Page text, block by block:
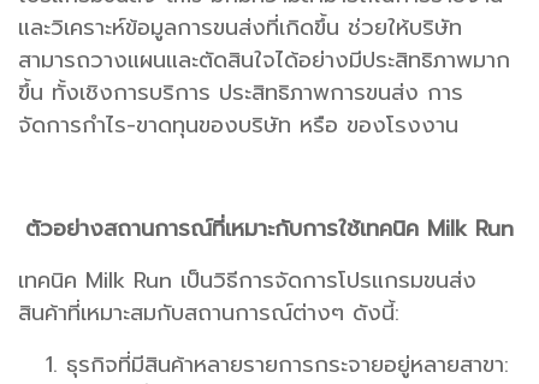
และวิเคราะห์ข้อมูลการขนส่งที่เกิดขึ้น ช่วยให้บริษัท
สามารถวางแผนและตัดสินใจได้อย่างมีประสิทธิภาพมาก
ขึ้น ทั้งเชิงการบริการ ประสิทธิภาพการขนส่ง การ
จัดการกำไร-ขาดทุนของบริษัท หรือ ของโรงงาน
ตัวอย่างสถานการณ์ที่เหมาะกับการใช้เทคนิค Milk Run
เทคนิค Milk Run เป็นวิธีการจัดการโปรแกรมขนส่ง
สินค้าที่เหมาะสมกับสถานการณ์ต่างๆ ดังนี้:
ธุรกิจที่มีสินค้าหลายรายการกระจายอยู่หลายสาขา: